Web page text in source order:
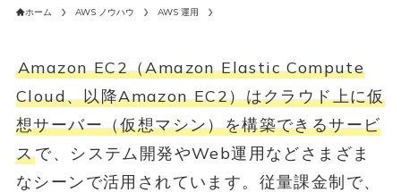
ホーム AWS ノウハウ AWS 運用
Amazon EC2（Amazon Elastic Compute
Cloud、以降Amazon EC2）はクラウド上に仮
想サーバー（仮想マシン）を構築できるサービ
スで、システム開発やWeb運用などさまざま
なシーンで活用されています。従量課金制で、